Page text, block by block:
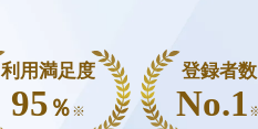
利用満足度
95 ％ ※
登録者数
No.1